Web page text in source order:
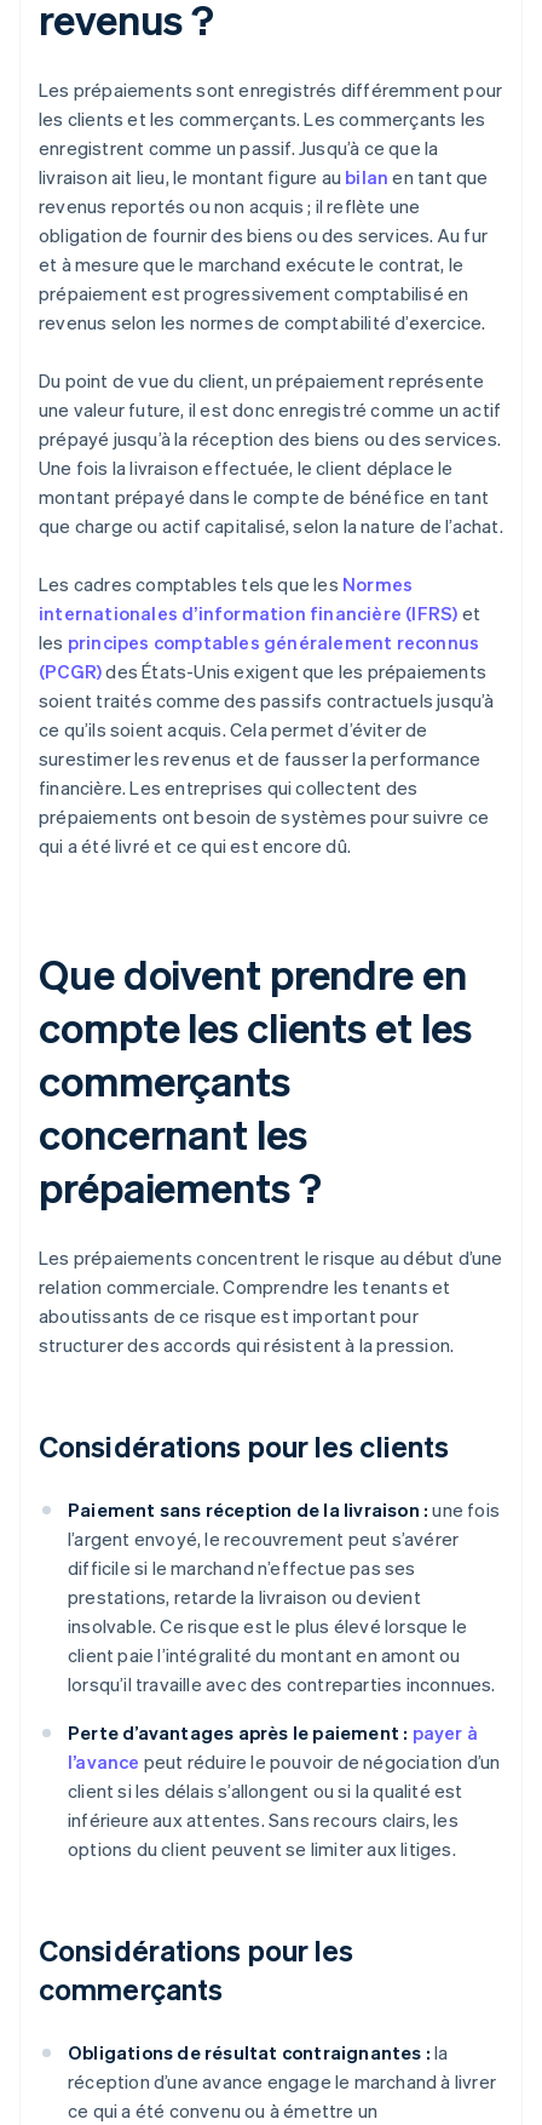
revenus ?
Les prépaiements sont enregistrés différemment pour
les clients et les commerçants. Les commerçants les
enregistrent comme un passif. Jusqu’à ce que la
livraison ait lieu, le montant figure au bilan en tant que
revenus reportés ou non acquis ; il reflète une
obligation de fournir des biens ou des services. Au fur
et à mesure que le marchand exécute le contrat, le
prépaiement est progressivement comptabilisé en
revenus selon les normes de comptabilité d’exercice.
Du point de vue du client, un prépaiement représente
une valeur future, il est donc enregistré comme un actif
prépayé jusqu’à la réception des biens ou des services.
Une fois la livraison effectuée, le client déplace le
montant prépayé dans le compte de bénéfice en tant
que charge ou actif capitalisé, selon la nature de l’achat.
Les cadres comptables tels que les Normes
internationales d’information financière (IFRS) et
les principes comptables généralement reconnus
(PCGR)des États-Unis exigent que les prépaiements
soient traités comme des passifs contractuels jusqu’à
ce qu’ils soient acquis. Cela permet d’éviter de
surestimer les revenus et de fausser la performance
financière. Les entreprises qui collectent des
prépaiements ont besoin de systèmes pour suivre ce
qui a été livré et ce qui est encore dû.
Que doivent prendre en
compte les clients et les
commerçants
concernant les
prépaiements ?
Les prépaiements concentrent le risque au début d’une
relation commerciale. Comprendre les tenants et
aboutissants de ce risque est important pour
structurer des accords qui résistent à la pression.
Considérations pour les clients
Paiement sans réception de la livraison : une fois
l’argent envoyé, le recouvrement peut s’avérer
difficile si le marchand n’effectue pas ses
prestations, retarde la livraison ou devient
insolvable. Ce risque est le plus élevé lorsque le
client paie l’intégralité du montant en amont ou
lorsqu’il travaille avec des contreparties inconnues.
Perte d’avantages après le paiement : payer à
l’avance peut réduire le pouvoir de négociation d’un
client si les délais s’allongent ou si la qualité est
inférieure aux attentes. Sans recours clairs, les
options du client peuvent se limiter aux litiges.
Considérations pour les
commerçants
Obligations de résultat contraignantes : la
réception d’une avance engage le marchand à livrer
ce qui a été convenu ou à émettre un